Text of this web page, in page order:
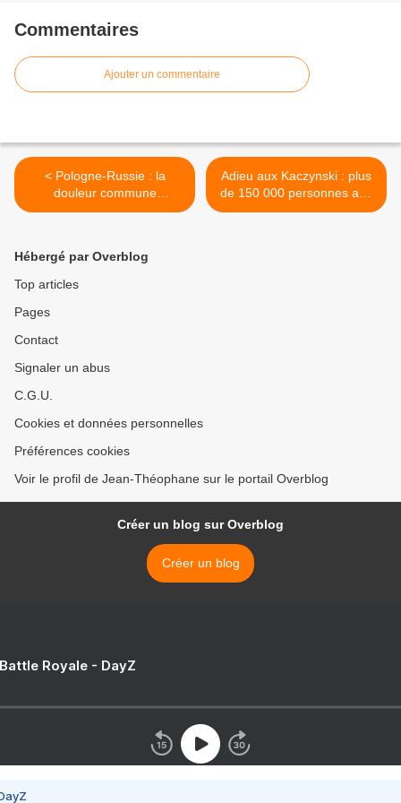
Commentaires
Ajouter un commentaire
< Pologne-Russie : la
douleur commune
déterminante dans les
Adieu aux Kaczynski : plus
de 150 000 personnes aux
funérailles (Tv) >
Hébergé par Overblog
Top articles
Pages
Contact
Signaler un abus
C.G.U.
Cookies et données personnelles
Préférences cookies
Voir le profil de Jean-Théophane sur le portail Overblog
Créer un blog sur Overblog
Créer un blog
Royale - DayZ